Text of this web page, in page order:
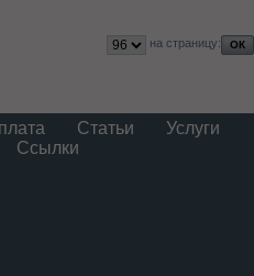
на страницу:
Статьи
Услуги
Ссылки